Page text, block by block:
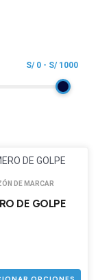
S/ 0 - S/ 1000
DE MARCAR
DE GOLPE